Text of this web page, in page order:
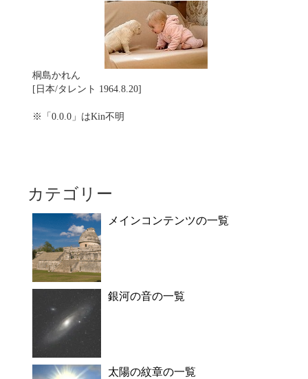
桐島かれん
[日本/タレント 1964.8.20]
※「0.0.0」はKin不明
カテゴリー
メインコンテンツの一覧
銀河の音の一覧
太陽の紋章の一覧